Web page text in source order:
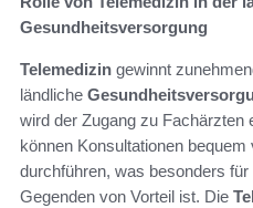
Gesundheitsversorgung
Telemedizin gewinnt
ländliche
wird der Zugang zu Fachärzten
können Konsultationen
durchführen, was besonders
Gegenden von Vorteil ist. Die